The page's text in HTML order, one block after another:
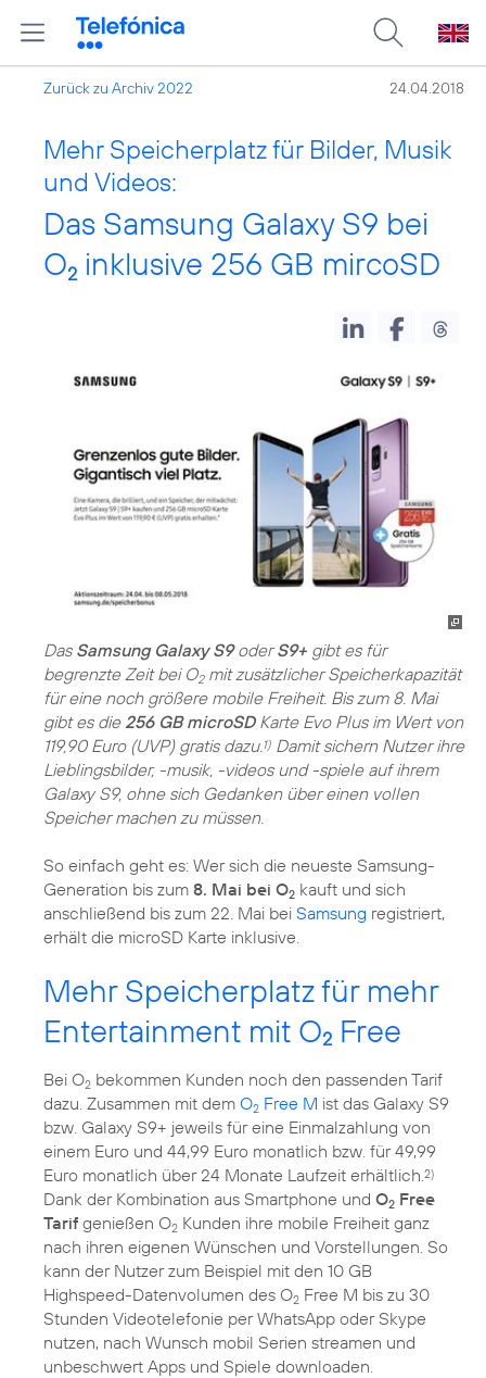
Zurück zu Archiv 2022 24.04.2018
Mehr Speicherplatz für Bilder, Musik
und Videos:
Das Samsung Galaxy S9 bei
O2 inklusive 256 GB mircoSD
Das Samsung Galaxy S9oderS9+ gibt es für
begrenzte Zeit bei O2mit zusätzlicher Speicherkapazität
für eine noch größere mobile Freiheit. Bis zum 8. Mai
gibt es die 256 GB microSDKarte Evo Plus im Wert von
119,90 Euro (UVP) gratis dazu. 1) Damit sichern Nutzer ihre
Lieblingsbilder, -musik, -videos und -spiele auf ihrem
Galaxy S9, ohne sich Gedanken über einen vollen
Speicher machen zu müssen.
So einfach geht es: Wer sich die neueste Samsung-
Generation bis zum 8. Mai bei O2 kauft und sich
anschließend bis zum 22. Mai bei Samsung registriert,
erhält die microSD Karte inklusive.
Mehr Speicherplatz für mehr
Entertainment mit O2 Free
Bei O2 bekommen Kunden noch den passenden Tarif
dazu. Zusammen mit dem O2 Free M ist das Galaxy S9
bzw. Galaxy S9+ jeweils für eine Einmalzahlung von
einem Euro und 44,99 Euro monatlich bzw. für 49,99
Euro monatlich über 24 Monate Laufzeit erhältlich. 2)
Dank der Kombination aus Smartphone und O2 Free
Tarif genießen O2 Kunden ihre mobile Freiheit ganz
nach ihren eigenen Wünschen und Vorstellungen. So
kann der Nutzer zum Beispiel mit den 10 GB
Highspeed-Datenvolumen des O2 Free M bis zu 30
Stunden Videotelefonie per WhatsApp oder Skype
nutzen, nach Wunsch mobil Serien streamen und
unbeschwert Apps und Spiele downloaden.